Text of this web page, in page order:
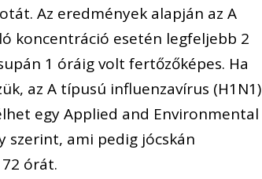
Az eredmények alapján az A
koncentráció esetén legfeljebb 2
1 óráig volt fertőzőképes. Ha
az A típusú influenzavírus (H1N1)
egy Applied and Environmental
szerint, ami pedig jócskán
órát.